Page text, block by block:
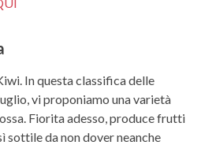
In questa classifica delle
vi proponiamo una varietà
Fiorita adesso, produce frutti
sottile da non dover neanche